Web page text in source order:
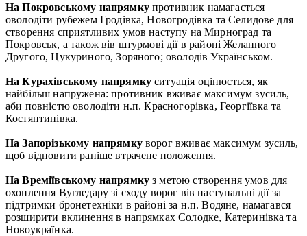
На Покровському напрямку противник намагається
оволодіти рубежем Гродівка, Новогродівка та Селидове для
створення сприятливих умов наступу на Мирноград та
Покровськ, а також вів штурмові дії в районі Желанного
Другого, Цукуриного, Зоряного; оволодів Українськом.
На Курахівському напрямкуситуація оцінюється, як
найбільш напружена: противник вживає максимум зусиль,
аби повністю оволодіти н.п. Красногорівка, Георгіївка та
Костянтинівка.
На Запорізькому напрямкуворог вживає максимум зусиль,
щоб відновити раніше втрачене положення.
На Времіївському напрямку з метою створення умов для
охоплення Вугледару зі сходу ворог вів наступальні дії за
підтримки бронетехніки в районі за н.п. Водяне, намагався
розширити вклинення в напрямках Солодке, Катеринівка та
Новоукраїнка.